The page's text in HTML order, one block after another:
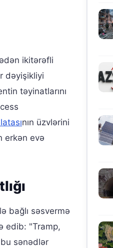
ikitərəfli
dəyişikliyi
təyinatlarını
nın üzvlərini
erkən evə
bağlı səsvermə
edib: "Tramp,
sənədlər